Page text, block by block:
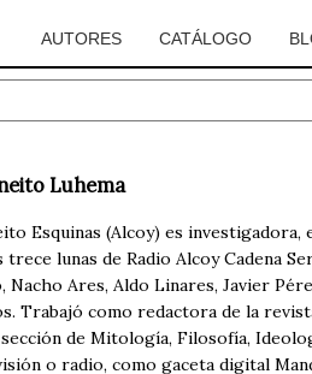
AUTORES CATÁLOGO
Luhema
Esquinas (Alcoy) es
trece lunas de Radio Alcoy Cadena
Nacho Ares, Aldo Linares, Javier
Trabajó como redactora de la
de Mitología, Filosofía,
o radio, como gaceta digital